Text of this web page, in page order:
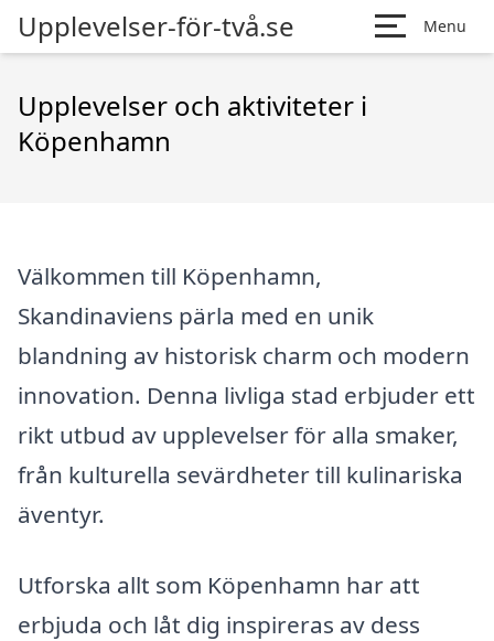
Upplevelser-för-två.se Menu
Upplevelser och aktiviteter i
Köpenhamn
Välkommen till Köpenhamn,
Skandinaviens pärla med en unik
blandning av historisk charm och modern
innovation. Denna livliga stad erbjuder ett
rikt utbud av upplevelser för alla smaker,
från kulturella sevärdheter till kulinariska
äventyr.
Utforska allt som Köpenhamn har att
erbjuda och låt dig inspireras av dess